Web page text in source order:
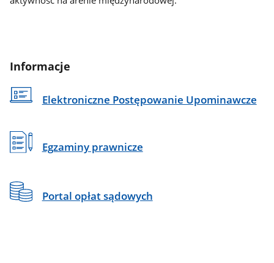
Informacje
Elektroniczne Postępowanie Upominawcze
Egzaminy prawnicze
Portal opłat sądowych